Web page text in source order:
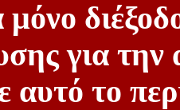
μόνο
για την
το